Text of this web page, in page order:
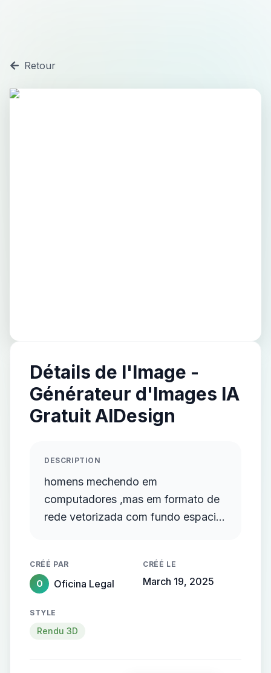
Retour
Détails de l'Image -
Générateur d'Images IA
Gratuit AIDesign
DESCRIPTION
homens mechendo em
computadores ,mas em formato de
rede vetorizada com fundo espacial
CRÉÉ PAR
O Oficina Legal
CRÉÉ LE
March 19, 2025
STYLE
Rendu 3D